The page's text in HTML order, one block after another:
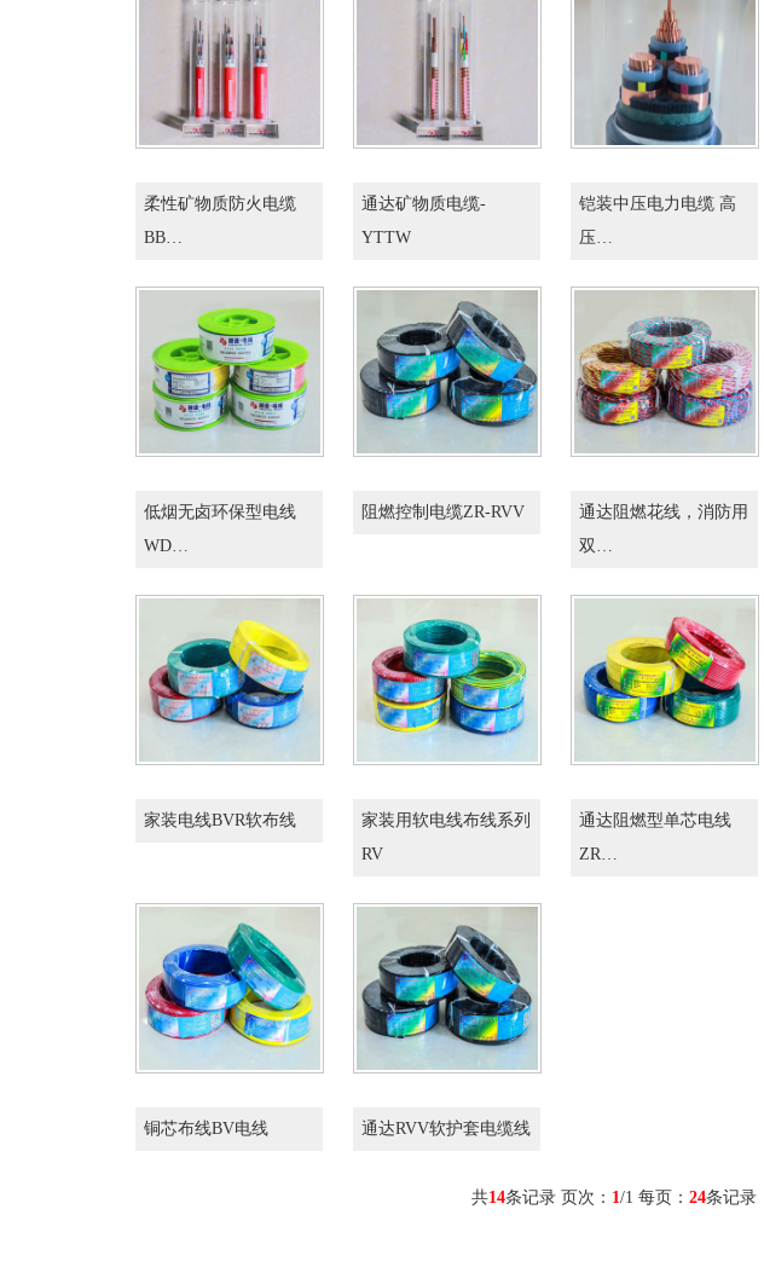
柔性矿物质防火电缆
BB…
通达矿物质电缆-
YTTW
铠装中压电力电缆 高
压…
低烟无卤环保型电线
WD…
阻燃控制电缆ZR-RVV
通达阻燃花线，消防用
双…
家装电线BVR软布线
家装用软电线布线系列
RV
通达阻燃型单芯电线
ZR…
铜芯布线BV电线 通达RVV软护套电缆线
共14条记录 页次： 1/1 每页： 24条记录